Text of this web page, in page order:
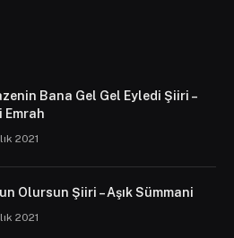
Bana Gel Gel Eyledi Şiiri –
Emrah
2021
Olursun Şiiri – Aşık Sümmani
2021